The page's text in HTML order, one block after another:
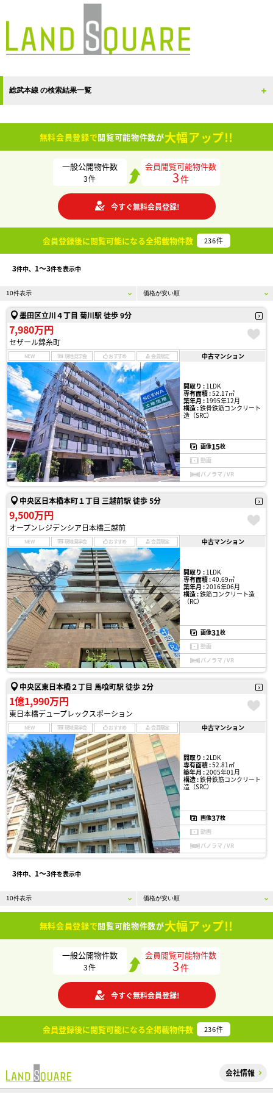
総武本線 の検索結果一覧
無料会員登録で閲覧可能物件数が大幅アップ!!
一般公開物件数
3件
会員閲覧可能物件数
3件
今すぐ無料会員登録!
会員登録後に閲覧可能になる全掲載物件数 236件
3件中、 1〜3件を表示中
墨田区立川４丁目 菊川駅 徒歩 9分
7,980万円
セザール錦糸町
NEW 現地見学会 おすすめ 会員限定 中古マンション
間取り :1LDK
専有面積 :52.17㎡
築年月 :1995年12月
構造 :鉄骨鉄筋コンクリート
造（SRC）
画像15枚
動画
パノラマ / VR
中央区日本橋本町１丁目 三越前駅 徒歩 5分
9,500万円
オープンレジデンシア日本橋三越前
NEW 現地見学会 おすすめ 会員限定 中古マンション
間取り :1LDK
専有面積 :40.69㎡
築年月 :2016年06月
構造 :鉄筋コンクリート造
（RC）
画像31枚
動画
パノラマ / VR
中央区東日本橋２丁目 馬喰町駅 徒歩 2分
1億1,990万円
東日本橋デュープレックスポーション
NEW 現地見学会 おすすめ 会員限定 中古マンション
間取り :2LDK
専有面積 :52.81㎡
築年月 :2005年01月
構造 :鉄骨鉄筋コンクリート
造（SRC）
画像37枚
動画
パノラマ / VR
3件中、 1〜3件を表示中
無料会員登録で閲覧可能物件数が大幅アップ!!
一般公開物件数
3件
会員閲覧可能物件数
3件
今すぐ無料会員登録!
会員登録後に閲覧可能になる全掲載物件数 236件
会社情報